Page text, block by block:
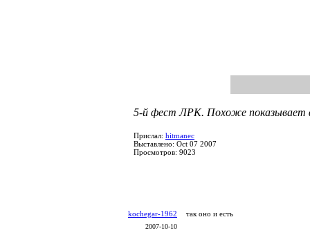
5-й фест ЛРК. Похоже показывает
Прислал: hitmanec
Выставлено: Oct 07 2007
Просмотров: 9023
kochegar-1962
2007-10-10
так оно и есть